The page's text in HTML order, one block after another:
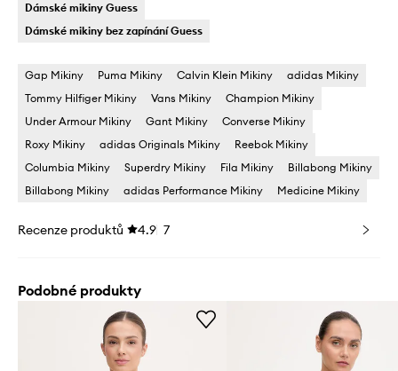
Dámské mikiny Guess
Dámské mikiny bez zapínání Guess
Gap Mikiny Puma Mikiny Calvin Klein Mikiny
adidas Mikiny
Tommy Hilfiger Mikiny
Vans Mikiny
Champion Mikiny
Under Armour Mikiny
Gant Mikiny
Converse Mikiny
Roxy Mikiny
adidas Originals Mikiny
Reebok Mikiny
Columbia Mikiny
Superdry Mikiny Fila Mikiny
Billabong Mikiny
Billabong Mikiny
adidas Performance Mikiny Medicine Mikiny
Recenze produktů 4.9 7
Podobné produkty